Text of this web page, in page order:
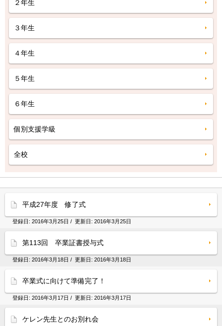
２年生
３年生
４年生
５年生
６年生
個別支援学級
全校
平成27年度 修了式
登録日: 2016年3月25日 / 更新日: 2016年3月25日
第113回 卒業証書授与式
登録日: 2016年3月18日 / 更新日: 2016年3月18日
卒業式に向けて準備完了！
登録日: 2016年3月17日 / 更新日: 2016年3月17日
ケレン先生とのお別れ会